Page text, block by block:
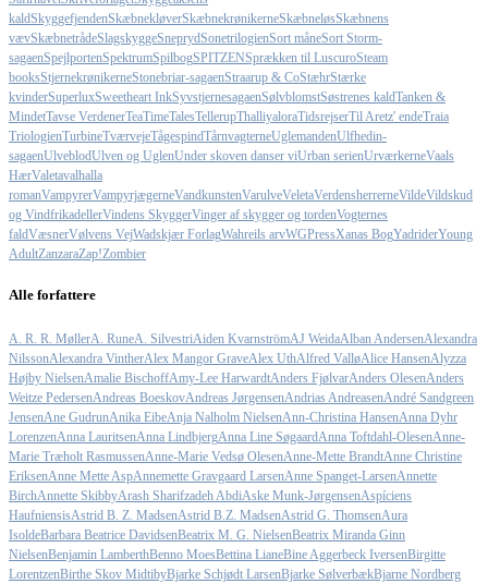
kaldSkyggefjendenSkæbnekløverSkæbnekrønikerneSkæbneløsSkæbnens
vævSkæbnetrådeSlagskyggeSneprydSonetrilogienSort måneSort Storm-
sagaenSpejlportenSpektrumSpilbogSPITZENSprækken til LuscuroSteam
booksStjernekrønikerneStonebriar-sagaenStraarup & CoStæhrStærke
kvinderSuperluxSweetheart InkSyvstjernesagaenSølvblomstSøstrenes kaldTanken &
MindetTavse VerdenerTeaTimeTalesTellerupThalliyaloraTidsrejserTil Aretz' endeTraia
TriologienTurbineTværvejeTågespindTårnvagterneUglemandenUlfhedin-
sagaenUlveblodUlven og UglenUnder skoven danser viUrban serienUrværkerneVaals
HærValetavalhalla
romanVampyrerVampyrjægerneVandkunstenVarulveVeletaVerdensherrerneVildeVildskud
og VindfrikadellerVindens SkyggerVinger af skygger og tordenVogternes
faldVæsnerVølvens VejWadskjær ForlagWahreils arvWGPressXanas BogYadriderYoung
AdultZanzaraZap!Zombier
Alle forfattere
A. R. R. MøllerA. RuneA. SilvestriAiden KvarnströmAJ WeidaAlban AndersenAlexandra
NilssonAlexandra VintherAlex Mangor GraveAlex UthAlfred ValløAlice HansenAlyzza
Højby NielsenAmalie BischoffAmy-Lee HarwardtAnders FjølvarAnders OlesenAnders
Weitze PedersenAndreas BoeskovAndreas JørgensenAndrias AndreasenAndré Sandgreen
JensenAne GudrunAnika EibeAnja Nalholm NielsenAnn-Christina HansenAnna Dyhr
LorenzenAnna LauritsenAnna LindbjergAnna Line SøgaardAnna Toftdahl-OlesenAnne-
Marie Træholt RasmussenAnne-Marie Vedsø OlesenAnne-Mette BrandtAnne Christine
EriksenAnne Mette AspAnnemette Gravgaard LarsenAnne Spanget-LarsenAnnette
BirchAnnette SkibbyArash Sharifzadeh AbdiAske Munk-JørgensenAspíciens
HaufniensisAstrid B. Z. MadsenAstrid B.Z. MadsenAstrid G. ThomsenAura
IsoldeBarbara Beatrice DavidsenBeatrix M. G. NielsenBeatrix Miranda Ginn
NielsenBenjamin LamberthBenno MoesBettina LianeBine Aggerbeck IversenBirgitte
LorentzenBirthe Skov MidtibyBjarke Schjødt LarsenBjarke SølverbækBjarne Nordberg